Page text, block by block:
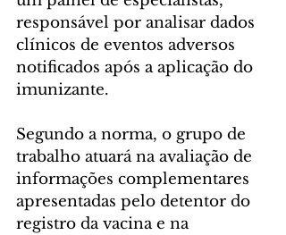
responsável por analisar dados
clínicos de eventos adversos
notificados após a aplicação do
imunizante.
Segundo a norma, o grupo de
trabalho atuará na avaliação de
informações complementares
apresentadas pelo detentor do
registro da vacina e na